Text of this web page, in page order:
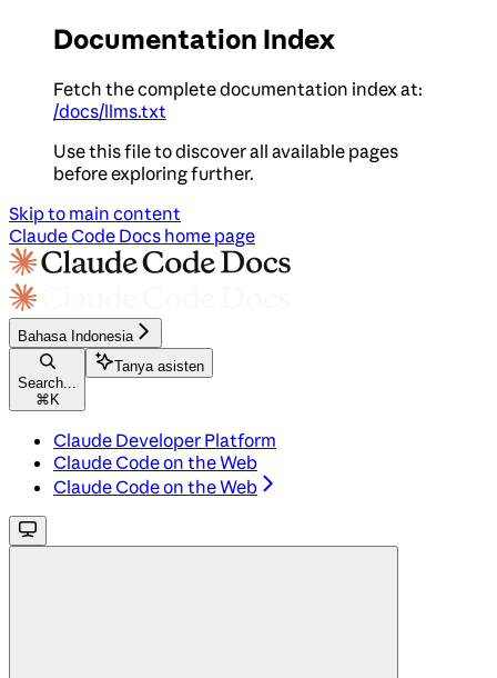
Documentation Index
Fetch the complete documentation index at:
/docs/llms.txt
Use this file to discover all available pages
before exploring further.
Skip to main content
Claude Code Docs home page
Bahasa Indonesia
Search...
⌘ K
Tanya asisten
Claude Developer Platform
Claude Code on the Web
Claude Code on the Web